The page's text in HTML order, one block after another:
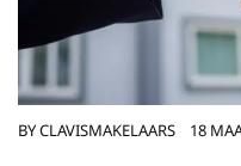
BYCLAVISMAKELAARS 18